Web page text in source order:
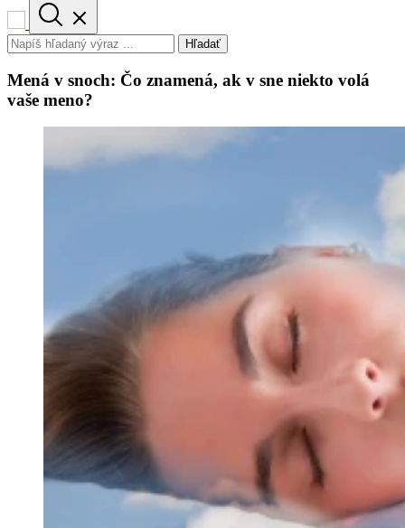
Hľadať
Mená v snoch: Čo znamená, ak v sne niekto volá
vaše meno?